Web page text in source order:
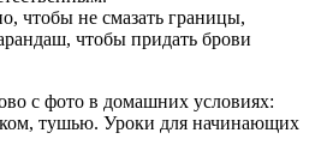
чтобы не смазать границы,
чтобы придать брови